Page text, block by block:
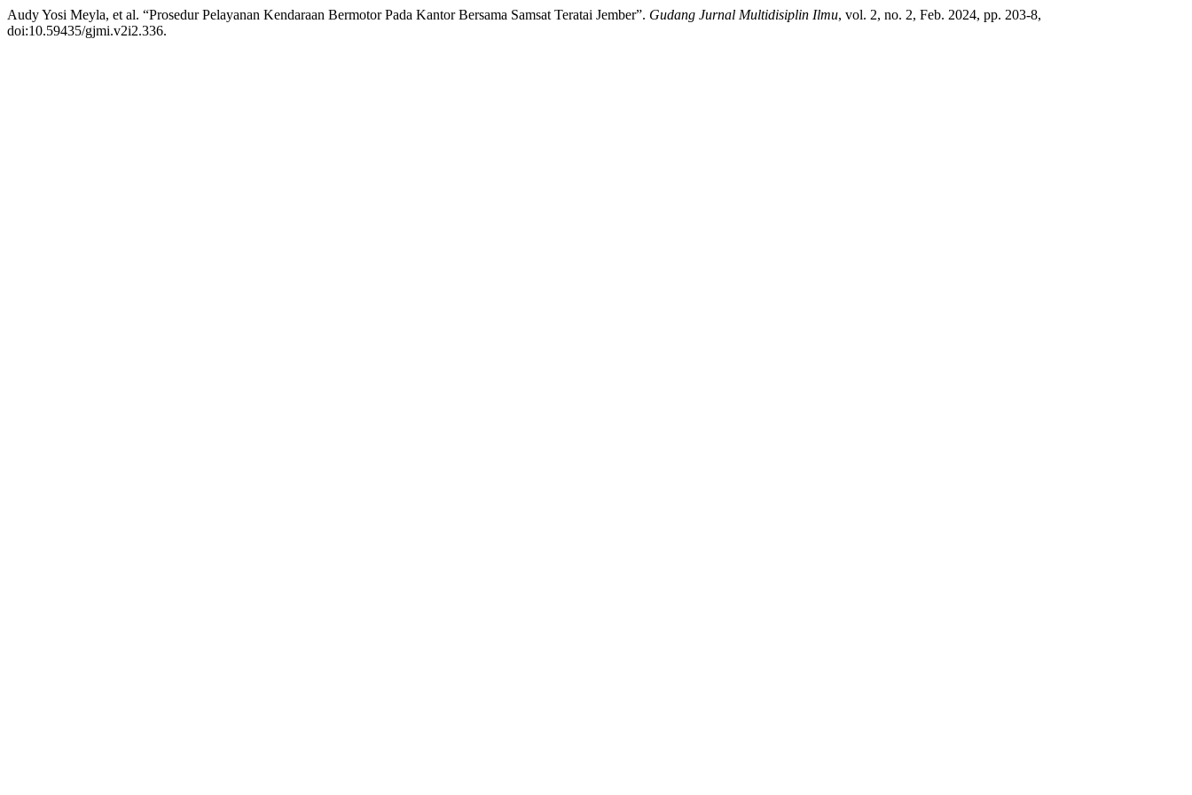
Audy Yosi Meyla, et al. “Prosedur Pelayanan Kendaraan Bermotor Pada Kantor Bersama Samsat Teratai Jember”. Gudang Jurnal Multidisiplin Ilmu, vol. 2, no. 2, Feb. 2024, pp. 203-8,
doi:10.59435/gjmi.v2i2.336.